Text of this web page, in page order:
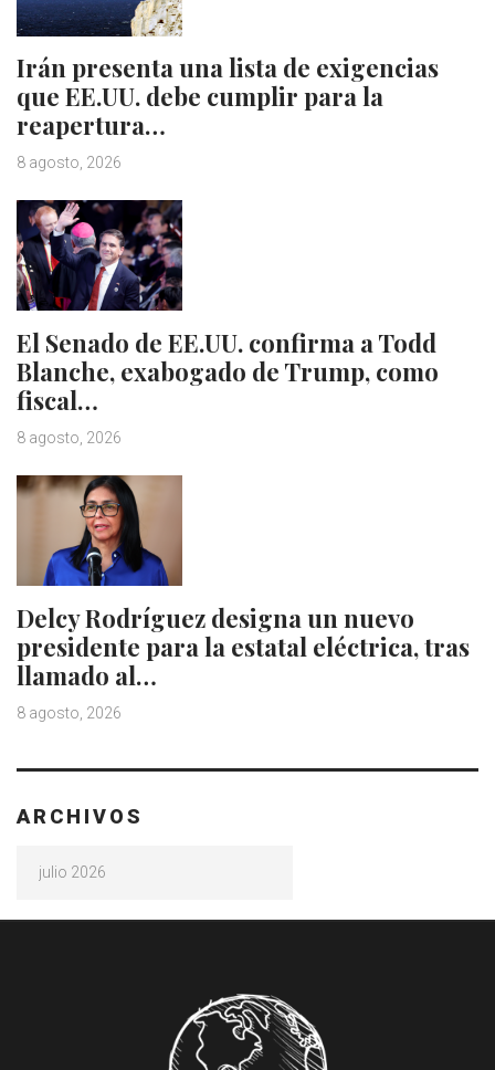
Irán presenta una lista de exigencias
que EE.UU. debe cumplir para la
reapertura…
8 agosto, 2026
El Senado de EE.UU. confirma a Todd
Blanche, exabogado de Trump, como
fiscal…
8 agosto, 2026
Delcy Rodríguez designa un nuevo
presidente para la estatal eléctrica, tras
llamado al…
8 agosto, 2026
ARCHIVOS